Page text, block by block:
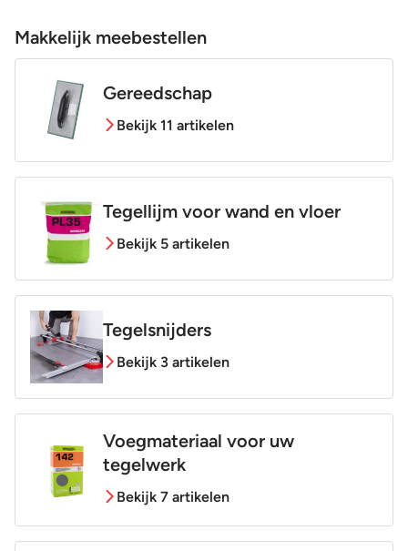
Makkelijk meebestellen
Gereedschap
Bekijk 11 artikelen
Tegellijm voor wand en vloer
Bekijk 5 artikelen
Tegelsnijders
Bekijk 3 artikelen
Voegmateriaal voor uw
tegelwerk
Bekijk 7 artikelen